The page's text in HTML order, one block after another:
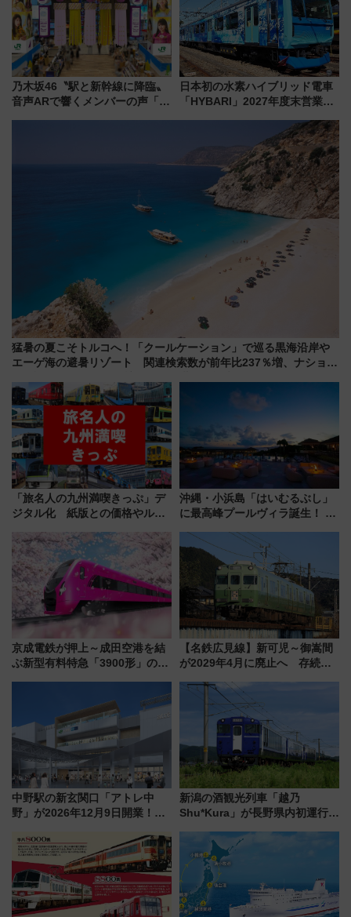
乃木坂46〝駅と新幹線に降臨〟
音声ARで響くメンバーの声「真
日本初の水素ハイブリッド電車
「HYBARI」2027年度末営業運
猛暑の夏こそトルコへ！「クールケーション」で巡る黒海沿岸や
エーゲ海の避暑リゾート 関連検索数が前年比237％増、ナショジ
「旅名人の九州満喫きっぷ」デ
ジタル化 紙版との価格やルー
沖縄・小浜島「はいむるぶし」
に最高峰プールヴィラ誕生！ 石
美旅「何もしない贅沢」を体験
してみない？
京成電鉄が押上～成田空港を結
ぶ新型有料特急「3900形」のコ
【名鉄広見線】新可児～御嵩間
が2029年4月に廃止へ 存続協
中野駅の新玄関口「アトレ中
野」が2026年12月9日開業！新
注目スポット
新潟の酒観光列車「越乃
Shu*Kura」が長野県内初運行！
別企画